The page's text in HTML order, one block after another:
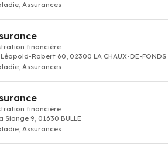
Assurances
financière
Robert 60, 02300 LA CHAUX-DE-FONDS
Assurances
financière
Sionge 9, 01630 BULLE
Assurances